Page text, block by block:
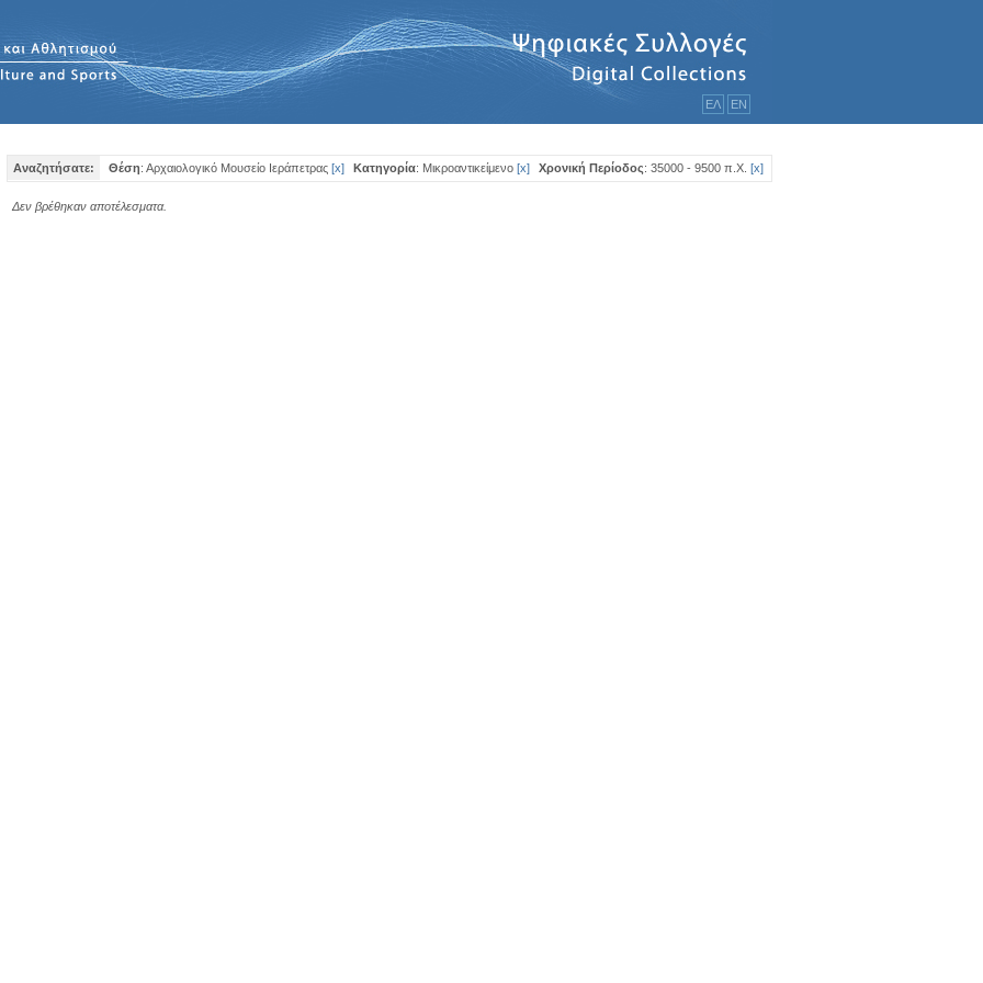
ΕΛ ΕΝ
Αναζητήσατε: Θέση: Αρχαιολογικό Μουσείο Ιεράπετρας [x] Κατηγορία: Μικροαντικείμενο [x] Χρονική Περίοδος: 35000 - 9500 π.Χ. [x]
Δεν βρέθηκαν αποτέλεσματα.